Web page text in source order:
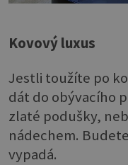
Kovový luxus
Jestli toužíte po
dát do obývacího
zlaté podušky,
nádechem.
vypadá.